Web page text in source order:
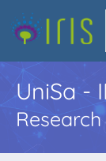
UniSa -